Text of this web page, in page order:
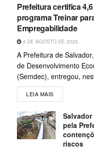
Prefeitura certifica
programa Treinar
Empregabilidade
4 DE AGOSTO DE 2026
A Prefeitura de
de Desenvolvimento
(Semdec), entregou,
LEIA MAIS
pela
riscos